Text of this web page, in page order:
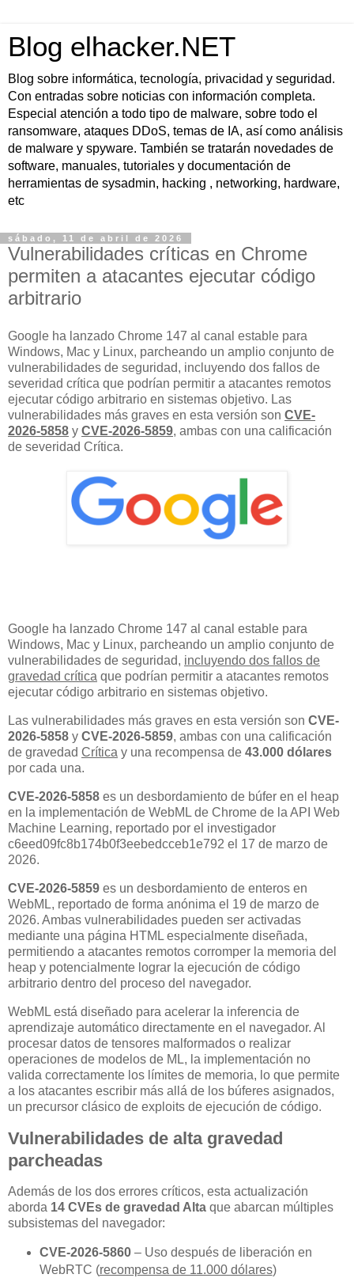
Blog elhacker.NET
Blog sobre informática, tecnología, privacidad y seguridad.
Con entradas sobre noticias con información completa.
Especial atención a todo tipo de malware, sobre todo el
ransomware, ataques DDoS, temas de IA, así como análisis
de malware y spyware. También se tratarán novedades de
software, manuales, tutoriales y documentación de
herramientas de sysadmin, hacking , networking, hardware,
etc
sábado, 11 de abril de 2026
Vulnerabilidades críticas en Chrome
permiten a atacantes ejecutar código
arbitrario
Google ha lanzado Chrome 147 al canal estable para
Windows, Mac y Linux, parcheando un amplio conjunto de
vulnerabilidades de seguridad, incluyendo dos fallos de
severidad crítica que podrían permitir a atacantes remotos
ejecutar código arbitrario en sistemas objetivo. Las
vulnerabilidades más graves en esta versión son CVE-
2026-5858 y CVE-2026-5859, ambas con una calificación
de severidad Crítica.
Google ha lanzado Chrome 147 al canal estable para
Windows, Mac y Linux, parcheando un amplio conjunto de
vulnerabilidades de seguridad, incluyendo dos fallos de
gravedad crítica que podrían permitir a atacantes remotos
ejecutar código arbitrario en sistemas objetivo.
Las vulnerabilidades más graves en esta versión son CVE-
2026-5858 y CVE-2026-5859, ambas con una calificación
de gravedad Crítica y una recompensa de 43.000 dólares
por cada una.
CVE-2026-5858 es un desbordamiento de búfer en el heap
en la implementación de WebML de Chrome de la API Web
Machine Learning, reportado por el investigador
c6eed09fc8b174b0f3eebedcceb1e792 el 17 de marzo de
2026.
CVE-2026-5859 es un desbordamiento de enteros en
WebML, reportado de forma anónima el 19 de marzo de
2026. Ambas vulnerabilidades pueden ser activadas
mediante una página HTML especialmente diseñada,
permitiendo a atacantes remotos corromper la memoria del
heap y potencialmente lograr la ejecución de código
arbitrario dentro del proceso del navegador.
WebML está diseñado para acelerar la inferencia de
aprendizaje automático directamente en el navegador. Al
procesar datos de tensores malformados o realizar
operaciones de modelos de ML, la implementación no
valida correctamente los límites de memoria, lo que permite
a los atacantes escribir más allá de los búferes asignados,
un precursor clásico de exploits de ejecución de código.
Vulnerabilidades de alta gravedad
parcheadas
Además de los dos errores críticos, esta actualización
aborda 14 CVEs de gravedad Alta que abarcan múltiples
subsistemas del navegador:
CVE-2026-5860– Uso después de liberación en
WebRTC (recompensa de 11.000 dólares)